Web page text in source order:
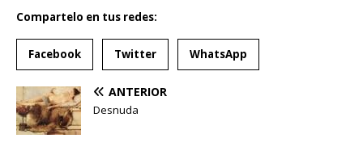
Compartelo en tus redes:
Facebook Twitter WhatsApp
ANTERIOR
Desnuda